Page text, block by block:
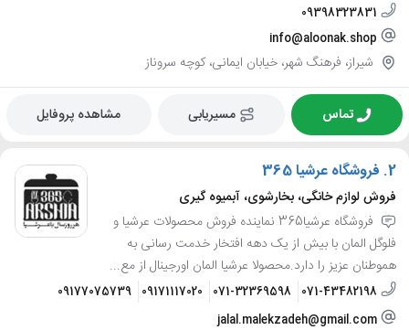
09398323831
info@aloonak.shop
شیراز، فرهنگ شهر، خیابان ایمانی، کوچه سروناز
تماس مسیریابی مشاهده پروفایل
2. فروشگاه عرشیا 365
فروش لوازم خانگی، بخارشوی، آبمیوه گیری
فروشگاه عرشیا365 نماینده فروش محصولات عرشیا و
فلوگل المان با بیش از یک دهه افتخار خدمت رسانی به
هموطنان عزیز را دارد.محصولا عرشیا المان اورجینال از مع...
071-43482198
071-32369598
09171117020
09177075739
jalal.malekzadeh@gmail.com